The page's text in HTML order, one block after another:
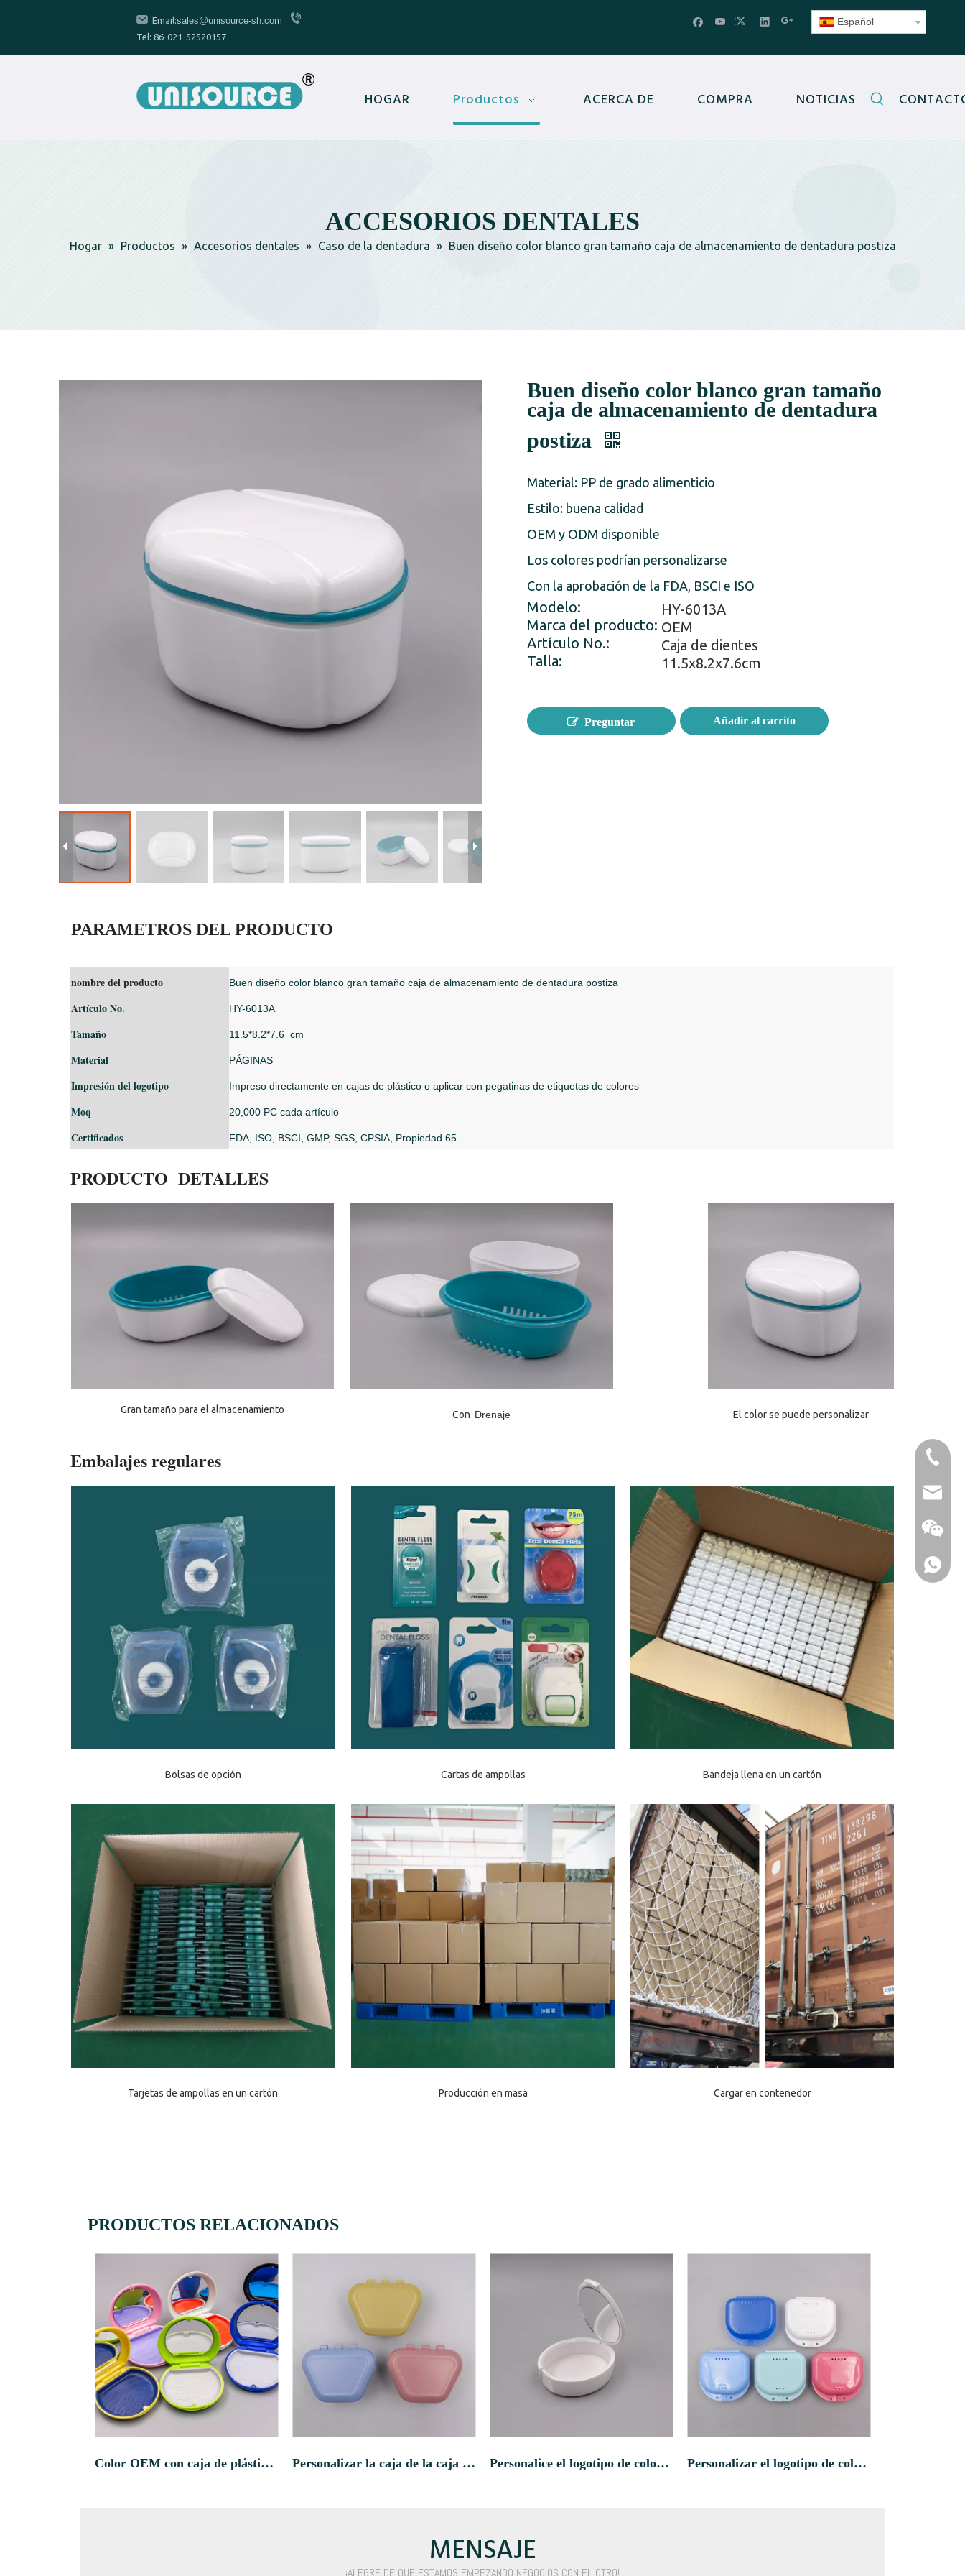
Email:sales@unisource-sh.com
Tel: 86-021-52520157
Español
HOGAR Productos ACERCA DE COMPRA NOTICIAS
ACCESORIOS DENTALES
Hogar » Productos » Accesorios dentales » Caso de la dentadura » Buen diseño color blanco gran tamaño caja de almacenamiento de dentadura postiza
Buen diseño color blanco gran tamaño
caja de almacenamiento de dentadura
postiza
Material: PP de grado alimenticio
Estilo: buena calidad
OEM y ODM disponible
Los colores podrían personalizarse
Con la aprobación de la FDA, BSCI e ISO
Modelo:
HY-6013A
Marca del producto: OEM
Artículo No.:
Caja de dientes
Talla:
11.5x8.2x7.6cm
Preguntar Añadir al carrito
PARAMETROS DEL PRODUCTO
nombre del producto Buen diseño color blanco gran tamaño caja de almacenamiento de dentadura postiza
Artículo No. HY-6013A
Tamaño 11.5*8.2*7.6 cm
Material PÁGINAS
Impresión del logotipo Impreso directamente en cajas de plástico o aplicar con pegatinas de etiquetas de colores
Moq 20,000 PC cada artículo
Certificados FDA, ISO, BSCI, GMP, SGS, CPSIA, Propiedad 65
PRODUCTO DETALLES
Gran tamaño para el almacenamiento Con Drenaje El color se puede personalizar
Embalajes regulares
Bolsas de opción Cartas de ampollas Bandeja llena en un cartón
Tarjetas de ampollas en un cartón Producción en masa Cargar en contenedor
PRODUCTOS RELACIONADOS
Color OEM con caja de plástico de forma redonda de espejo de forma redonda Personalizar la caja de la caja de la caja de almacenamiento de dientes de gran tamaño Personalice el logotipo de color con la caja de plástico de plástico de forma redonda de grados de grados espejo Personalizar el logotipo de color Caja de dentadura de dentadura de plástico de dientes de plástico de grado alimenticio
MENSAJE
¡ALEGRE DE QUE ESTAMOS EMPEZANDO NEGOCIOS CON EL OTRO!
86-